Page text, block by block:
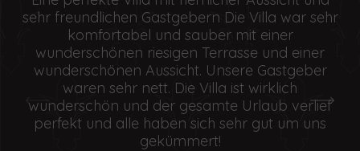
sehr freundlichen Gastgebern Die Villa war sehr
komfortabel und sauber mit einer
wunderschönen riesigen Terrasse und einer
wunderschönen Aussicht. Unsere Gastgeber
waren sehr nett. Die Villa ist wirklich
wunderschön und der gesamte Urlaub verlief
perfekt und alle haben sich sehr gut um uns
gekümmert!